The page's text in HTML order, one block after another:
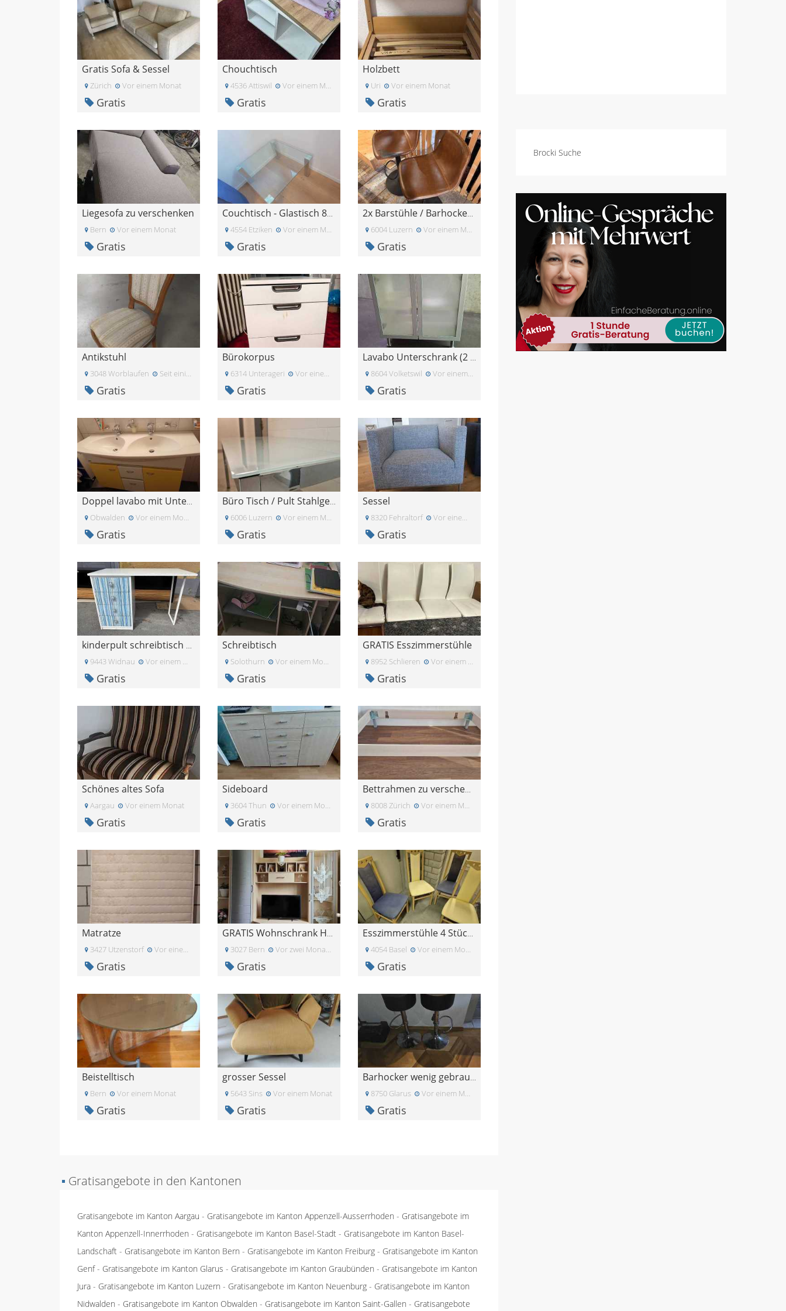
Brocki Suche
Gratis Sofa & Sessel
Zürich Vor einem Monat
Gratis
Chouchtisch
4536 Attiswil Vor einem Monat
Gratis
Holzbett
Uri Vor einem Monat
Gratis
Liegesofa zu verschenken
Bern Vor einem Monat
Gratis
Couchtisch - Glastisch 80cm x 80xm x 45cm
4554 Etziken Vor einem Monat
Gratis
2x Barstühle / Barhocker zu verschenken (mit Gebra
6004 Luzern Vor einem Monat
Gratis
Antikstuhl
3048 Worblaufen Seit einiger Zeit
Gratis
Bürokorpus
6314 Unterageri Vor einem Monat
Gratis
Lavabo Unterschrank (2 Stück)
8604 Volketswil Vor einem Monat
Gratis
Doppel lavabo mit Unterschrank
Obwalden Vor einem Monat
Gratis
Büro Tisch / Pult Stahlgestell Micasa Flexcube / 2
6006 Luzern Vor einem Monat
Gratis
Sessel
8320 Fehraltorf Vor einem Monat
Gratis
kinderpult schreibtisch 70er
9443 Widnau Vor einem Monat
Gratis
Schreibtisch
Solothurn Vor einem Monat
Gratis
GRATIS Esszimmerstühle
8952 Schlieren Vor einem Monat
Gratis
Schönes altes Sofa
Aargau Vor einem Monat
Gratis
Sideboard
3604 Thun Vor einem Monat
Gratis
Bettrahmen zu verschenken
8008 Zürich Vor einem Monat
Gratis
Matratze
3427 Utzenstorf Vor einem Monat
Gratis
GRATIS Wohnschrank Holz Atlantis
3027 Bern Vor zwei Monaten
Gratis
Esszimmerstühle 4 Stück in blau und gelb
4054 Basel Vor einem Monat
Gratis
Beistelltisch
Bern Vor einem Monat
Gratis
grosser Sessel
5643 Sins Vor einem Monat
Gratis
Barhocker wenig gebraucht
8750 Glarus Vor einem Monat
Gratis
▪ Gratisangebote in den Kantonen
Gratisangebote im Kanton Aargau - Gratisangebote im Kanton Appenzell-Ausserrhoden - Gratisangebote im
Kanton Appenzell-Innerrhoden - Gratisangebote im Kanton Basel-Stadt - Gratisangebote im Kanton Basel-
Landschaft - Gratisangebote im Kanton Bern - Gratisangebote im Kanton Freiburg - Gratisangebote im Kanton
Genf- Gratisangebote im Kanton Glarus - Gratisangebote im Kanton Graubünden - Gratisangebote im Kanton
Jura - Gratisangebote im Kanton Luzern - Gratisangebote im Kanton Neuenburg - Gratisangebote im Kanton
Nidwalden - Gratisangebote im Kanton Obwalden - Gratisangebote im Kanton Saint-Gallen - Gratisangebote